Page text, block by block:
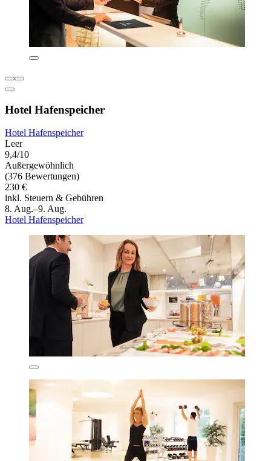
Hotel Hafenspeicher
Hotel Hafenspeicher
Leer
9,4/10
Außergewöhnlich
(376 Bewertungen)
230 €
inkl. Steuern & Gebühren
8. Aug.–9. Aug.
Hotel Hafenspeicher